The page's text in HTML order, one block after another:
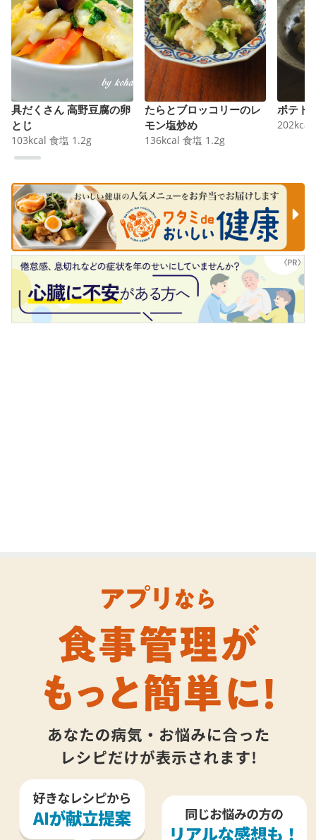
具だくさん 高野豆腐の卵
とじ
103kcal 食塩 1.2g
たらとブロッコリーのレ
モン塩炒め
136kcal 食塩 1.2g
ポテト
202kcal